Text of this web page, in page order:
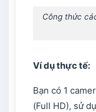
Công thức
Ví dụ thực tế:
Bạn có 1
(Full HD), sử